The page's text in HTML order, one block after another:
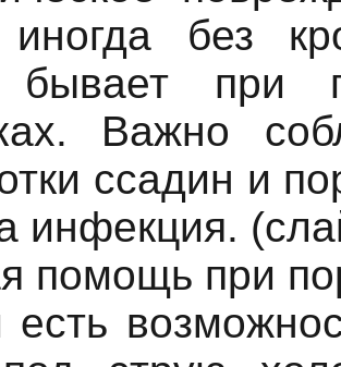
без
при
Важно
ссадин и
инфекция.
помощь при